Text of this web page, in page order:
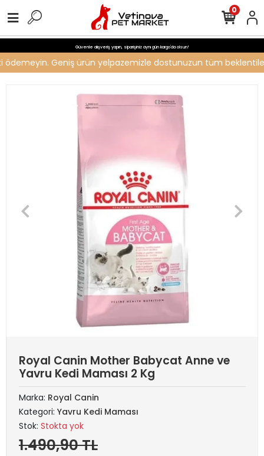
Güvenle alışveriş yapın, siparişiniz aynı gün kargo'da olsun!
Geniş ürün yelpazemizle dostunuzun tüm
0
Royal Canin Mother Babycat Anne ve
Yavru Kedi Maması 2 Kg
Marka: Royal Canin
Kategori: Yavru Kedi Maması
Stok: Stokta yok
1.490,90 TL